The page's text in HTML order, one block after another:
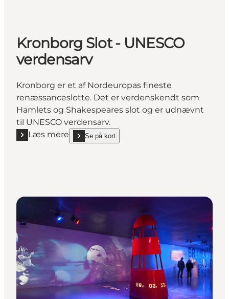
Kronborg Slot - UNESCO
verdensarv
Kronborg er et af Nordeuropas fineste
renæssanceslotte. Det er verdenskendt som
Hamlets og Shakespeares slot og er udnævnt
til UNESCO verdensarv.
Læs mere
Læs mere "Kronborg Slot - UNESCO verdensarv"
Se på kort
show Kronborg Slot - UNESCO verdensarv on_map